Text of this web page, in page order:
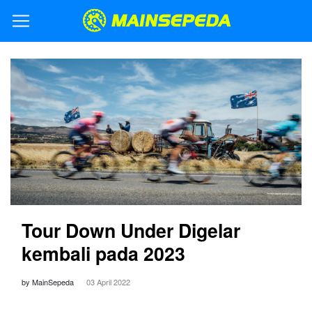
Tour Down Under Digelar
kembali pada 2023
by MainSepeda 03 April 2022